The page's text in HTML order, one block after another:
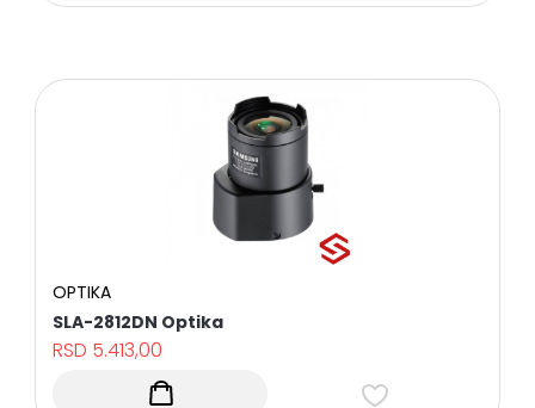
OPTIKA
SLA-2812DN Optika
RSD 5.413,00